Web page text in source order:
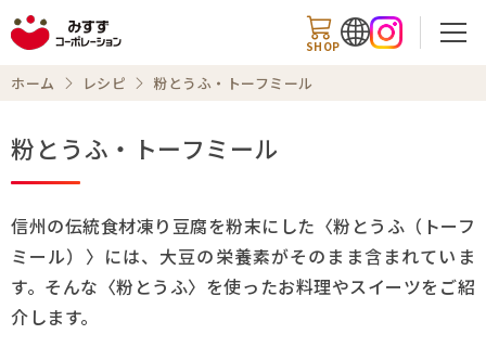
SHOP
商品情報
知る・楽しむ
ホーム レシピ 粉とうふ・トーフミール
粉とうふ・トーフミール
信州の伝統食材凍り豆腐を粉末にした〈粉とうふ（トーフ
ミール）〉には、大豆の栄養素がそのまま含まれていま
す。そんな〈粉とうふ〉を使ったお料理やスイーツをご紹
介します。